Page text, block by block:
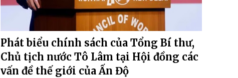
Phát biểu chính sách của Tổng Bí thư,
Chủ tịch nước Tô Lâm tại Hội đồng các
vấn đề thế giới của Ấn Độ